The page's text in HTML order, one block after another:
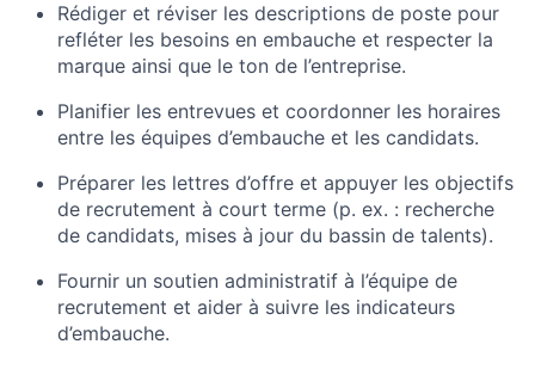
Rédiger et réviser les descriptions de poste pour
refléter les besoins en embauche et respecter la
marque ainsi que le ton de l’entreprise.
Planifier les entrevues et coordonner les horaires
entre les équipes d’embauche et les candidats.
Préparer les lettres d’offre et appuyer les objectifs
de recrutement à court terme (p. ex. : recherche
de candidats, mises à jour du bassin de talents).
Fournir un soutien administratif à l’équipe de
recrutement et aider à suivre les indicateurs
d’embauche.